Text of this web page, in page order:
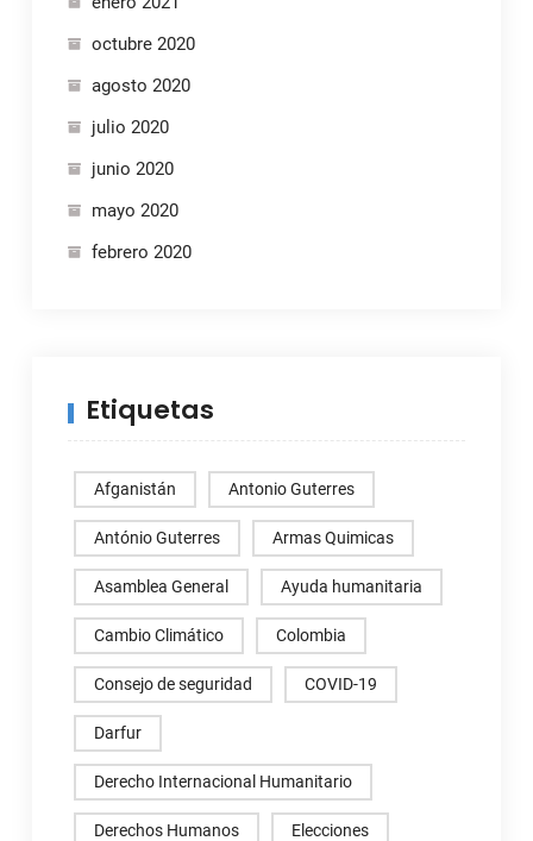
octubre 2020
agosto 2020
julio 2020
junio 2020
mayo 2020
febrero 2020
Etiquetas
Afganistán Antonio Guterres
António Guterres Armas Quimicas
Asamblea General Ayuda humanitaria
Cambio Climático Colombia
Consejo de seguridad COVID-19
Darfur
Derecho Internacional Humanitario
Derechos Humanos Elecciones